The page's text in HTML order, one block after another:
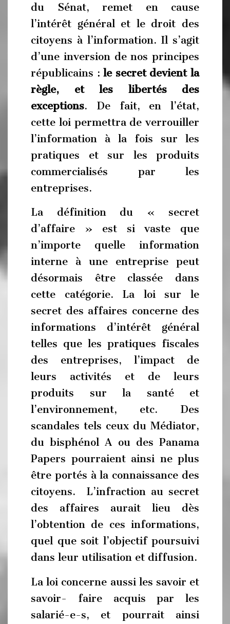
du Sénat, remet en cause
l’intérêt général et le droit des
citoyens à l’information. Il s’agit
d’une inversion de nos principes
républicains :le secret devient la
règle, et les libertés des
exceptions. De fait, en l’état,
cette loi permettra de verrouiller
l’information à la fois sur les
pratiques et sur les produits
commercialisés par les
entreprises.
La définition du « secret
d’affaire » est si vaste que
n’importe quelle information
interne à une entreprise peut
désormais être classée dans
cette catégorie. La loi sur le
secret des affaires concerne des
informations d’intérêt général
telles que les pratiques fiscales
des entreprises, l’impact de
leurs activités et de leurs
produits sur la santé et
l’environnement, etc. Des
scandales tels ceux du Médiator,
du bisphénol A ou des Panama
Papers pourraient ainsi ne plus
être portés à la connaissance des
citoyens. L’infraction au secret
des affaires aurait lieu dès
l’obtention de ces informations,
quel que soit l’objectif poursuivi
dans leur utilisation et diffusion.
La loi concerne aussi les savoir et
savoir- faire acquis par les
salarié-e-s, et pourrait ainsi